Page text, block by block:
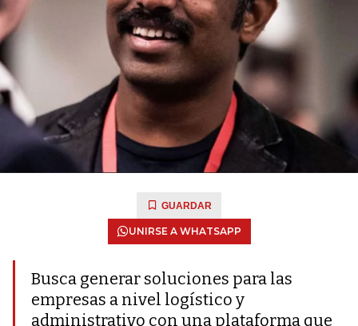
GUARDAR
UNIRSE A WHATSAPP
Busca generar soluciones para las
empresas a nivel logístico y
administrativo con una plataforma que